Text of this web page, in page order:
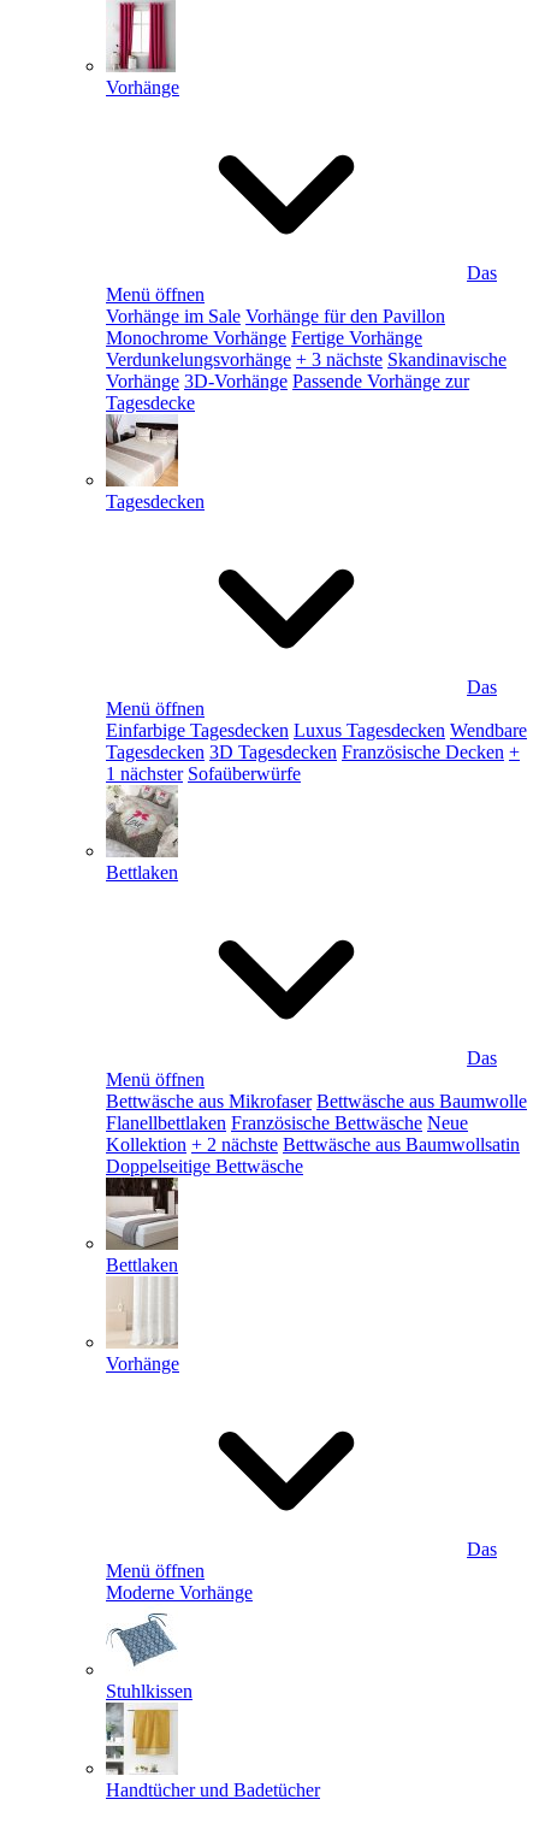
Vorhänge
Das
Menü öffnen
Vorhänge im Sale Vorhänge für den Pavillon
Monochrome Vorhänge Fertige Vorhänge
Verdunkelungsvorhänge + 3 nächste Skandinavische
Vorhänge 3D-Vorhänge Passende Vorhänge zur
Tagesdecke
Tagesdecken
Das
Menü öffnen
Einfarbige Tagesdecken Luxus Tagesdecken Wendbare
Tagesdecken 3D Tagesdecken Französische Decken +
1 nächster Sofaüberwürfe
Bettlaken
Das
Menü öffnen
Bettwäsche aus Mikrofaser Bettwäsche aus Baumwolle
Flanellbettlaken Französische Bettwäsche Neue
Kollektion + 2 nächste Bettwäsche aus Baumwollsatin
Doppelseitige Bettwäsche
Bettlaken
Vorhänge
Das
Menü öffnen
Moderne Vorhänge
Stuhlkissen
Handtücher und Badetücher